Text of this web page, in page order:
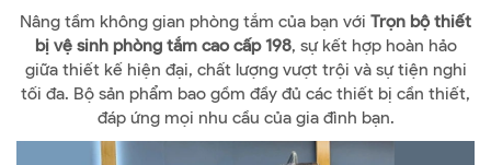
Nâng tầm không gian phòng tắm của bạn với Trọn bộ thiết
bị vệ sinh phòng tắm cao cấp 198, sự kết hợp hoàn hảo
giữa thiết kế hiện đại, chất lượng vượt trội và sự tiện nghi
tối đa. Bộ sản phẩm bao gồm đầy đủ các thiết bị cần thiết,
đáp ứng mọi nhu cầu của gia đình bạn.